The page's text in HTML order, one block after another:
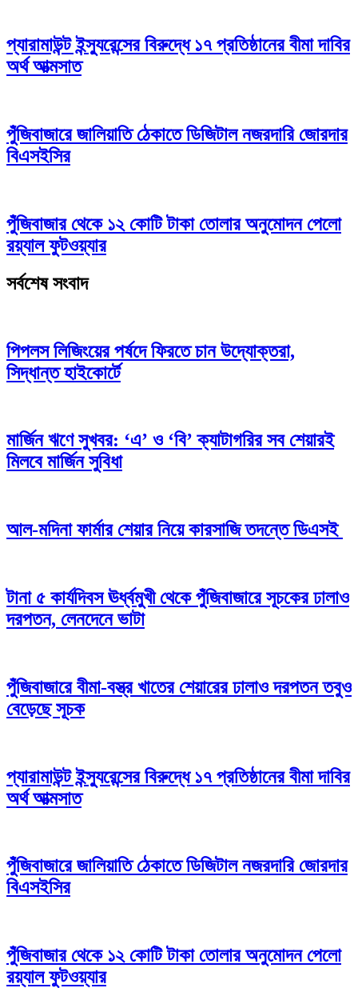
প্যারামাউন্ট ইন্স্যুরেন্সের বিরুদ্ধে ১৭ প্রতিষ্ঠানের বীমা দাবির
অর্থ আত্মসাত
পুঁজিবাজারে জালিয়াতি ঠেকাতে ডিজিটাল নজরদারি জোরদার
বিএসইসির
পুঁজিবাজার থেকে ১২ কোটি টাকা তোলার অনুমোদন পেলো
রয়্যাল ফুটওয়্যার
সর্বশেষ সংবাদ
পিপলস লিজিংয়ের পর্ষদে ফিরতে চান উদ্যোক্তরা,
সিদ্ধান্ত হাইকোর্টে
মার্জিন ঋণে সুখবর: ‘এ’ ও ‘বি’ ক্যাটাগরির সব শেয়ারই
মিলবে মার্জিন সুবিধা
আল-মদিনা ফার্মার শেয়ার নিয়ে কারসাজি তদন্তে ডিএসই
টানা ৫ কার্যদিবস ঊর্ধ্বমুখী থেকে পুঁজিবাজারে সূচকের ঢালাও
দরপতন, লেনদেনে ভাটা
পুঁজিবাজারে বীমা-বস্ত্র খাতের শেয়ারের ঢালাও দরপতন তবুও
বেড়েছে সূচক
প্যারামাউন্ট ইন্স্যুরেন্সের বিরুদ্ধে ১৭ প্রতিষ্ঠানের বীমা দাবির
অর্থ আত্মসাত
পুঁজিবাজারে জালিয়াতি ঠেকাতে ডিজিটাল নজরদারি জোরদার
বিএসইসির
পুঁজিবাজার থেকে ১২ কোটি টাকা তোলার অনুমোদন পেলো
রয়্যাল ফুটওয়্যার